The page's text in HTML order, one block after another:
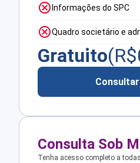
Informações do SPC
Quadro societário e
Gratuito(R$
Consulta Sob
Tenha acesso completo a